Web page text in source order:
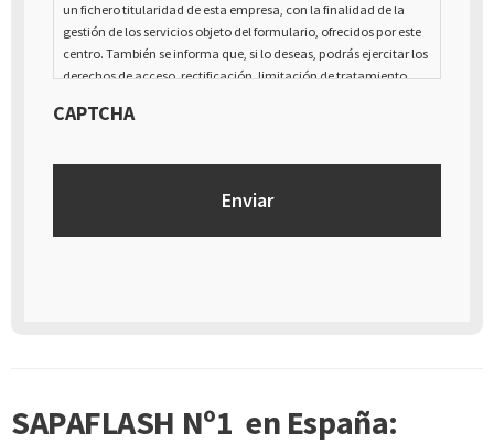
un fichero titularidad de esta empresa, con la finalidad de la
gestión de los servicios objeto del formulario, ofrecidos por este
centro. También se informa que, si lo deseas, podrás ejercitar los
derechos de acceso, rectificación, limitación de tratamiento,
de carácter personal, así como a la retirada del consentimiento
dirigido a la dirección Calle Italia núm. 1 Alfaz del Pí (03580),
CAPTCHA
SAPAFLASH Nº1 en España: